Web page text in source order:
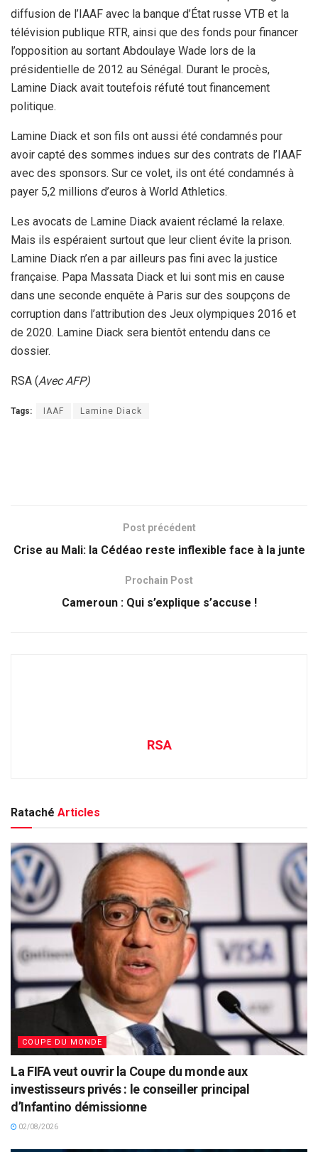
diffusion de l’IAAF avec la banque d’État russe VTB et la
télévision publique RTR, ainsi que des fonds pour financer
l’opposition au sortant Abdoulaye Wade lors de la
présidentielle de 2012 au Sénégal. Durant le procès,
Lamine Diack avait toutefois réfuté tout financement
politique.
Lamine Diack et son fils ont aussi été condamnés pour
avoir capté des sommes indues sur des contrats de l’IAAF
avec des sponsors. Sur ce volet, ils ont été condamnés à
payer 5,2 millions d’euros à World Athletics.
Les avocats de Lamine Diack avaient réclamé la relaxe.
Mais ils espéraient surtout que leur client évite la prison.
Lamine Diack n’en a par ailleurs pas fini avec la justice
française. Papa Massata Diack et lui sont mis en cause
dans une seconde enquête à Paris sur des soupçons de
corruption dans l’attribution des Jeux olympiques 2016 et
de 2020. Lamine Diack sera bientôt entendu dans ce
dossier.
RSA (Avec AFP)
Tags: IAAF Lamine Diack
Post précédent
Crise au Mali: la Cédéao reste inflexible face à la junte
Prochain Post
Cameroun : Qui s’explique s’accuse !
RSA
Rataché Articles
COUPE DU MONDE
La FIFA veut ouvrir la Coupe du monde aux
investisseurs privés : le conseiller principal
d’Infantino démissionne
02/08/2026